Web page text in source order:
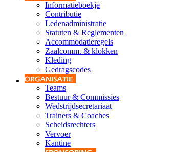
Informatieboekje
Contributie
Ledenadministratie
Statuten & Reglementen
Accommodatieregels
Zaalcomm. & klokken
Kleding
Gedragscodes
Teams
Bestuur & Commissies
Wedstrijdsecretariaat
Trainers & Coaches
Scheidsrechters
Vervoer
Kantine